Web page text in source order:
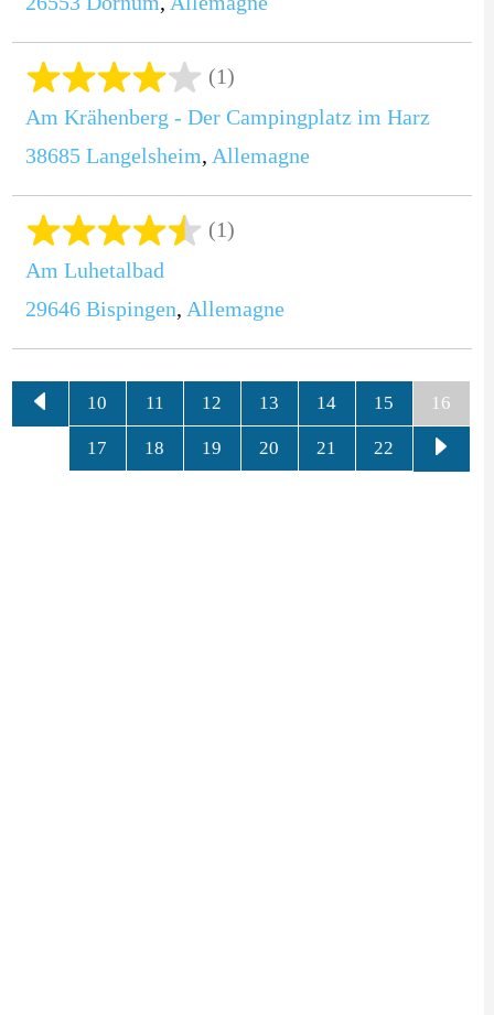
(1)
Am Krähenberg - Der Campingplatz im Harz
38685 Langelsheim, Allemagne
(1)
Am Luhetalbad
29646 Bispingen, Allemagne
10 11 12 13 14 15 16
17 18 19 20 21 22